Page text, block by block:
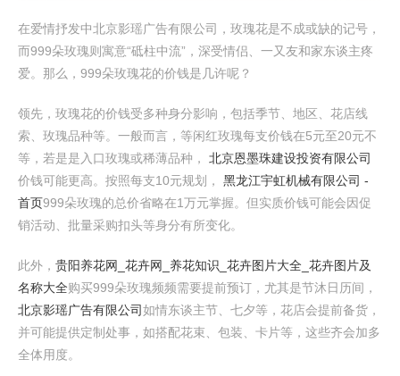
在爱情抒发中北京影瑶广告有限公司，玫瑰花是不成或缺的记号，
而999朵玫瑰则寓意“砥柱中流”，深受情侣、一又友和家东谈主疼
爱。那么，999朵玫瑰花的价钱是几许呢？
领先，玫瑰花的价钱受多种身分影响，包括季节、地区、花店线
索、玫瑰品种等。一般而言，等闲红玫瑰每支价钱在5元至20元不
等，若是是入口玫瑰或稀薄品种， 北京恩墨珠建设投资有限公司
价钱可能更高。按照每支10元规划， 黑龙江宇虹机械有限公司 -
首页999朵玫瑰的总价省略在1万元掌握。但实质价钱可能会因促
销活动、批量采购扣头等身分有所变化。
此外， 贵阳养花网_花卉网_养花知识_花卉图片大全_花卉图片及
名称大全购买999朵玫瑰频频需要提前预订，尤其是节沐日历间，
北京影瑶广告有限公司如情东谈主节、七夕等，花店会提前备货，
并可能提供定制处事，如搭配花束、包装、卡片等，这些齐会加多
全体用度。